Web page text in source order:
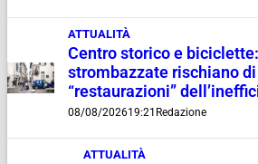
ATTUALITÀ
Centro storico e
strombazzate rischiano
“restaurazioni”
08/08/202619:21 Redazione
ATTUALITÀ